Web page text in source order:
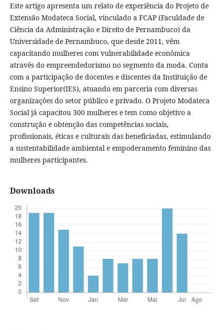
Este artigo apresenta um relato de experiência do Projeto de
Extensão Modateca Social, vinculado a FCAP (Faculdade de
Ciência da Administração e Direito de Pernambuco) da
Universidade de Pernambuco, que desde 2011, vêm
capacitando mulheres com vulnerabilidade econômica
através do empreendedorismo no segmento da moda. Conta
com a participação de docentes e discentes da Instituição de
Ensino Superior(IES), atuando em parceria com diversas
organizações do setor público e privado. O Projeto Modateca
Social já capacitou 300 mulheres e tem como objetivo a
construção e obtenção das competências sociais,
profissionais, éticas e culturais das beneficiadas, estimulando
a sustentabilidade ambiental e empoderamento feminino das
mulheres participantes.
Downloads